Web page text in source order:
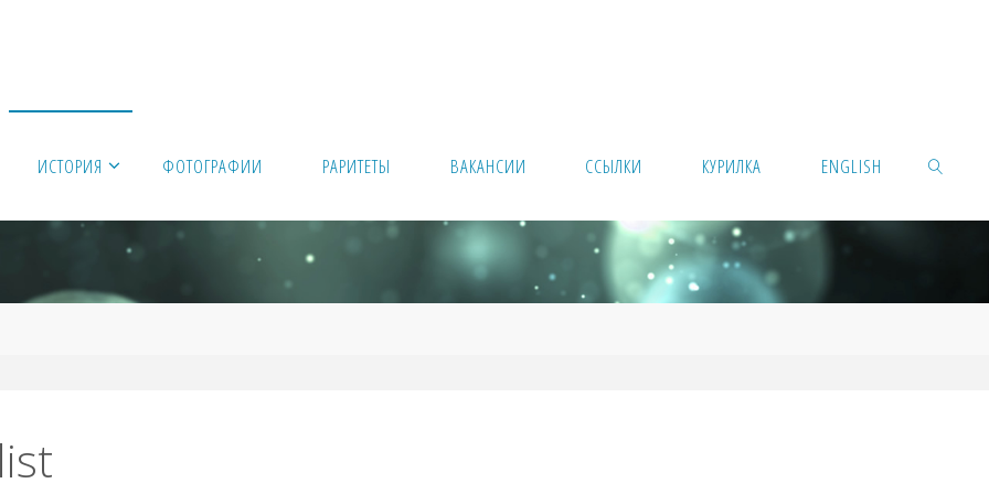
ИСТОРИЯ ФОТОГРАФИИ РАРИТЕТЫ ВАКАНСИИ ССЫЛКИ КУРИЛКА ENGLISH